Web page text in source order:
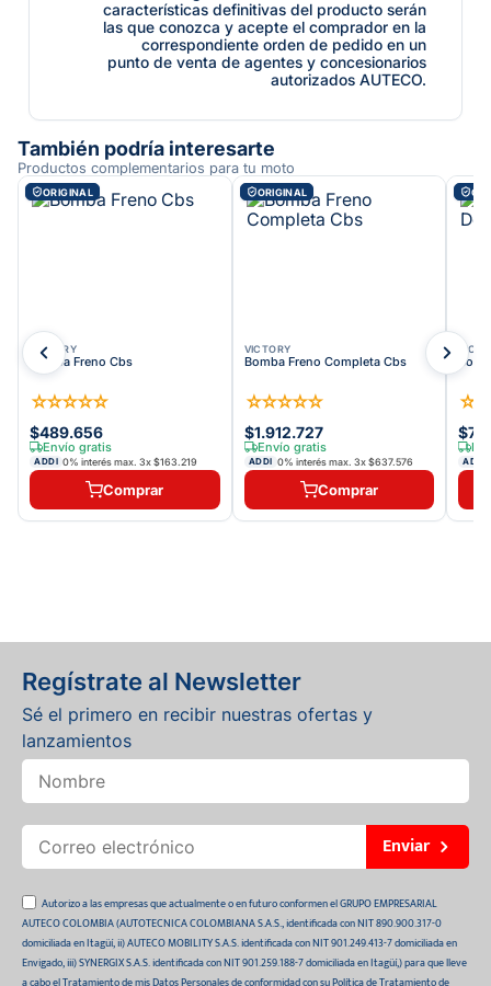
características definitivas del producto serán
las que conozca y acepte el comprador en la
correspondiente orden de pedido en un
punto de venta de agentes y concesionarios
autorizados AUTECO.
También podría interesarte
Productos complementarios para tu moto
ORIGINAL
VICTORY
Bomba Freno Cbs
☆☆☆☆☆
$489.656
Envío gratis
ADDI 0% interés max.3x$163.219
Comprar
ORIGINAL
VICTORY
Bomba Freno Completa Cbs
☆☆☆☆☆
$1.912.727
Envío gratis
ADDI 0% interés max. 3x$637.576
Comprar
☆
ADDI
Regístrate al Newsletter
Sé el primero en recibir nuestras ofertas y
lanzamientos
Enviar
Autorizo a las empresas que actualmente o en futuro conformen el GRUPO EMPRESARIAL
AUTECO COLOMBIA (AUTOTECNICA COLOMBIANA S.A.S., identificada con NIT 890.900.317-0
domiciliada en Itagüí, ii) AUTECO MOBILITY S.A.S. identificada con NIT 901.249.413-7 domiciliada en
Envigado, iii) SYNERGIX S.A.S. identificada con NIT 901.259.188-7 domiciliada en Itagüí,) para que lleve